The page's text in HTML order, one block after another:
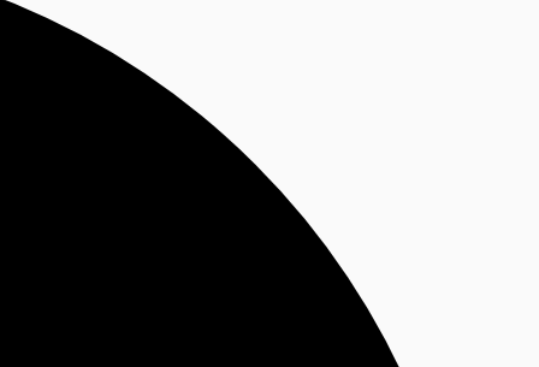
Nous contacter